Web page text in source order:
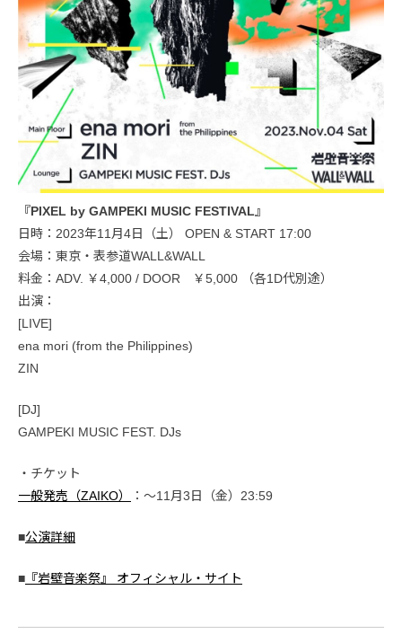
『PIXEL by GAMPEKI MUSIC FESTIVAL』
日時：2023年11月4日（土） OPEN & START 17:00
会場：東京・表参道WALL&WALL
料金：ADV. ￥4,000 / DOOR ￥5,000 （各1D代別途）
出演：
[LIVE]
ena mori (from the Philippines)
ZIN
[DJ]
GAMPEKI MUSIC FEST. DJs
・チケット
一般発売（ZAIKO）
：〜11月3日（金）23:59
■公演詳細
■ 『岩壁音楽祭』 オフィシャル・サイト